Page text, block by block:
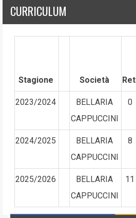
CURRICULUM
Stagione Società
2023/2024
BELLARIA
CAPPUCCINI
0
2024/2025
BELLARIA
CAPPUCCINI
8
2025/2026
BELLARIA
CAPPUCCINI
11